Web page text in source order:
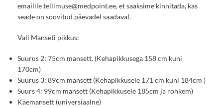
emaililetellimuse@medpoint.ee, et saaksime kinnitada, kas
seade on soovitud päevadel saadaval.
Vali Manseti pikkus:
Suurus 2: 75cm mansett. (Kehapikkusega 158 cm kuni
170cm)
Suurus 3: 89cm mansett (Kehapikkusele 171 cm kuni 184cm )
Suurs 4: 99cm mansett (Kehapikkusele 185cm ja rohkem)
Käemansett (universiaalne)